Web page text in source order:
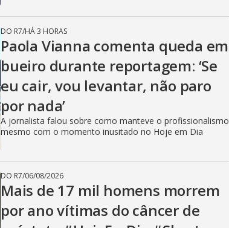
DO R7/HÁ 3 HORAS
Paola Vianna comenta queda em
bueiro durante reportagem: ‘Se
eu cair, vou levantar, não paro
por nada’
A jornalista falou sobre como manteve o profissionalismo
mesmo com o momento inusitado no Hoje em Dia
DO R7/06/08/2026
Mais de 17 mil homens morrem
por ano vítimas do câncer de